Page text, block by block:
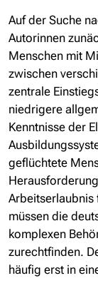
Auf der Suche
Autorinnen
Menschen mit
zwischen
zentrale
niedrigere
Kenntnisse der
geflüchtete
Arbeitserlaubnis
müssen die
komplexen
zurechtfinden.
häufig erst in